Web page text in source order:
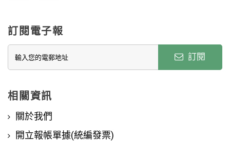
訂閱電子報
訂閱
相關資訊
關於我們
開立報帳單據(統編發票)